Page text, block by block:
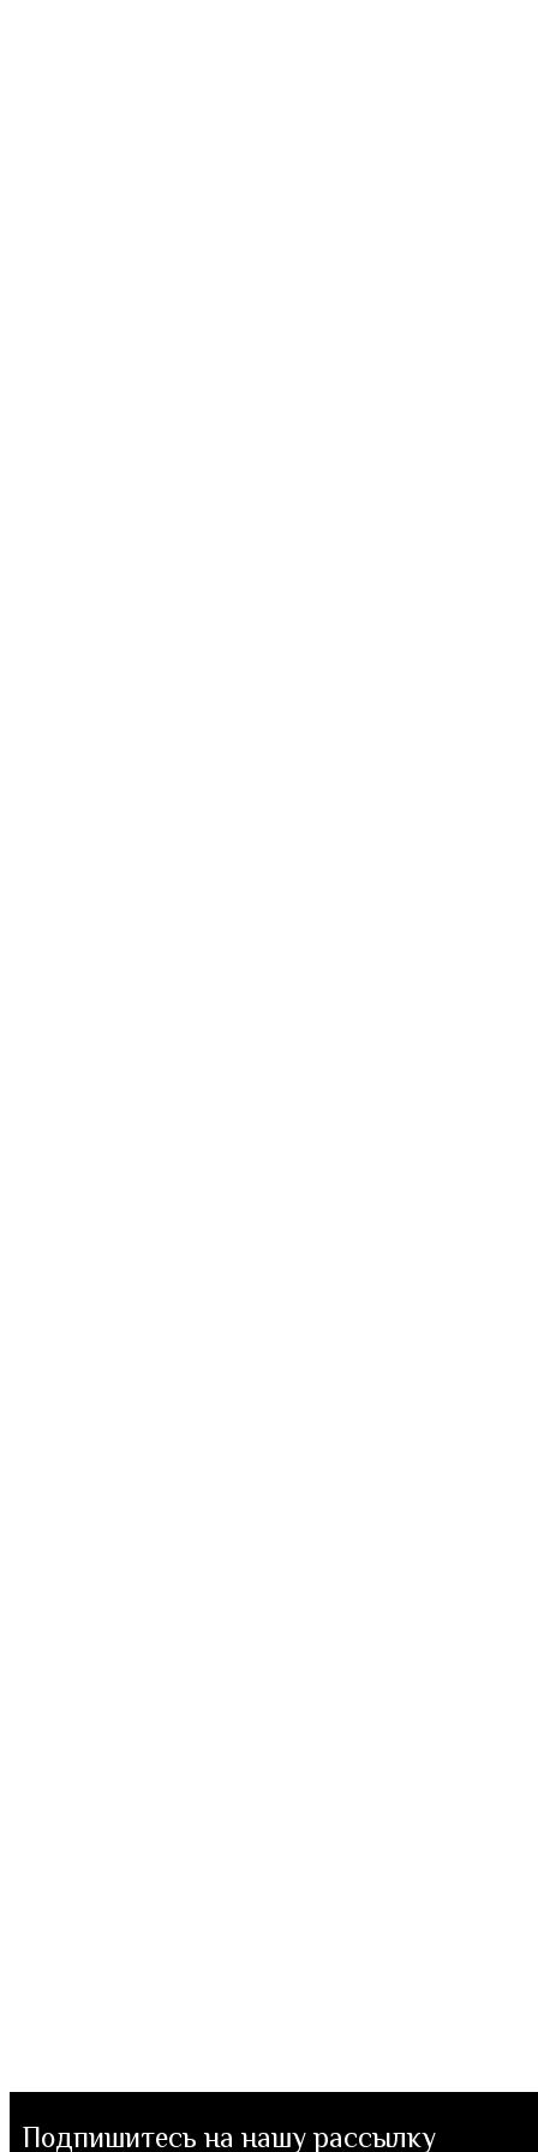
Подпишитесь на нашу рассылку